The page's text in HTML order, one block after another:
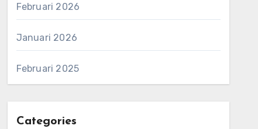
Februari 2026
Januari 2026
Februari 2025
Categories